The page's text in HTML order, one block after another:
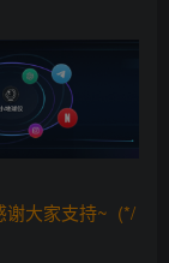
谢大家支持~ (*/